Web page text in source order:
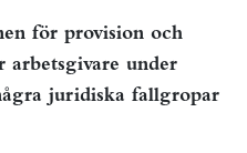
för provision och
arbetsgivare under
juridiska fallgropar